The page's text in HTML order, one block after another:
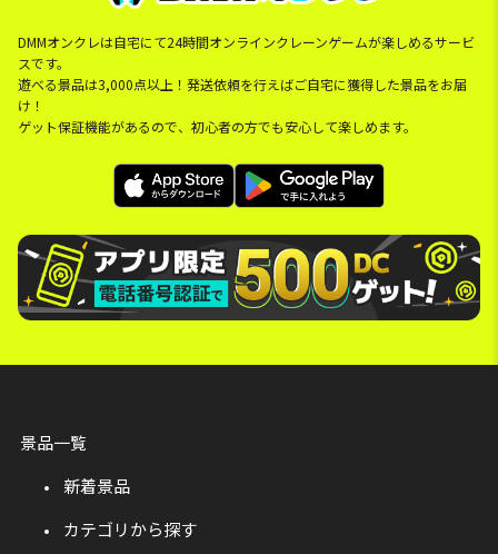
DMMオンクレは自宅にて24時間オンラインクレーンゲームが楽しめるサービ
スです。
遊べる景品は3,000点以上！発送依頼を行えばご自宅に獲得した景品をお届
け！
ゲット保証機能があるので、初心者の方でも安心して楽しめます。
景品一覧
新着景品
カテゴリから探す